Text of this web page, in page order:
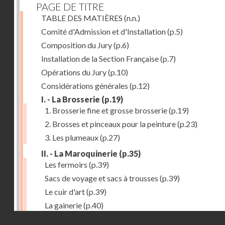
PAGE DE TITRE
TABLE DES MATIÈRES (n.n.)
Comité d'Admission et d'Installation(p.5)
Composition du Jury(p.6)
Installation de la Section Française(p.7)
Opérations du Jury(p.10)
Considérations générales (p.12)
I. - La Brosserie (p.19)
1. Brosserie fine et grosse brosserie(p.19)
2. Brosses et pinceaux pour la peinture(p.23)
3. Les plumeaux(p.27)
II. - La Maroquinerie (p.35)
Les fermoirs (p.39)
Sacs de voyage et sacs à trousses (p.39)
Le cuir d'art(p.39)
La gainerie(p.40)